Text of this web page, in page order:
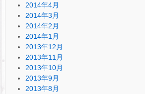
2014年4月
2014年3月
2014年2月
2014年1月
2013年12月
2013年11月
2013年10月
2013年9月
2013年8月